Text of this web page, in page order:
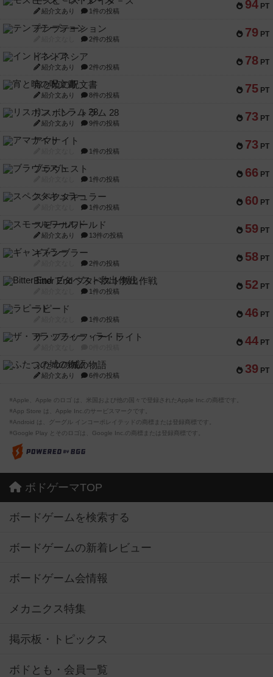
94 PT
紹介文あり 1件の投稿
79 PT
テンプテーション
2件の投稿
78 PT
インドネシア
紹介文あり 2件の投稿
75 PT
宵と暁の呪文書
紹介文あり 8件の投稿
73 PT
リスボン・トラム 28
紹介文あり 9件の投稿
73 PT
アマナイト
1件の投稿
66 PT
ブラヴェスト
1件の投稿
60 PT
スペクタキュラー
1件の投稿
59 PT
スモールワールド
紹介文あり 13件の投稿
58 PT
ギャンブラー
2件の投稿
52 PT
Bitter End ブタペスト救出作戦
1件の投稿
46 PT
ラピード
1件の投稿
44 PT
ザ・フラッフィー・ライト
39 PT
ふたつの城の物語
紹介文あり 6件の投稿
※Apple、Apple のロゴ は、米国および他の国々で登録されたApple Inc.の商標です。
※App Store は、Apple Inc.のサービスマークです。
※Android は、グーグル インコーポレイテッドの商標または登録商標です。
※Google Play とそのロゴは、Google Inc.の商標または登録商標です。
ボドゲーマTOP
ボードゲームを検索する
ボードゲームの新着レビュー
ボードゲーム会情報
メカニクス特集
掲示板・トピックス
ボドとも・会員一覧